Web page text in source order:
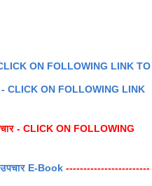
CLICK ON FOLLOWING LINK TO
- CLICK ON FOLLOWING
------------------------